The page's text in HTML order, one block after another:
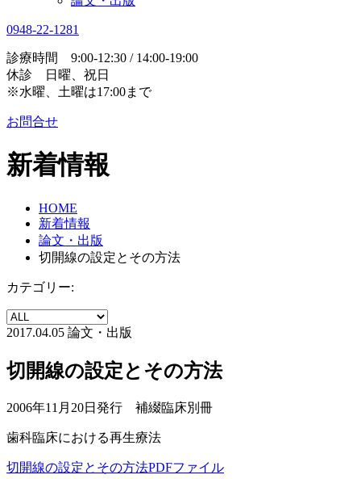
0948-22-1281
診療時間 9:00-12:30 / 14:00-19:00
休診 日曜、祝日
※水曜、土曜は17:00まで
お問合せ
新着情報
HOME
新着情報
論文・出版
切開線の設定とその方法
カテゴリー:
2017.04.05 論文・出版
切開線の設定とその方法
2006年11月20日発行 補綴臨床別冊
歯科臨床における再生療法
切開線の設定とその方法PDFファイル